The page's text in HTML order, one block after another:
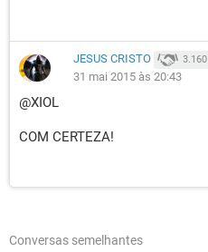
JESUS CRISTO 3.160
31 mai 2015 às 20:43
@XIOL
COM CERTEZA!
Conversas semelhantes